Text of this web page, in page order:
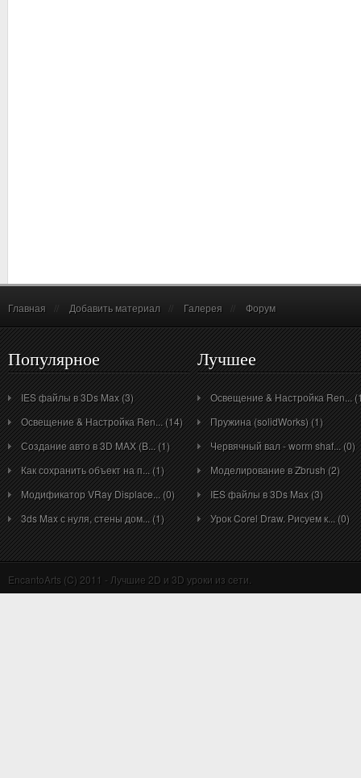
Главная Добавить материал Галерея Форум
Популярное
IES файлы в 3Ds Max (3)
Освещение & Настройка Ren... (14)
Создание авто в 3D MAX (B... (1)
Как сохранить объект на п... (1)
Модификатор VRay Displace... (0)
3ds Max с нуля, стены дом... (1)
Лучшее
Освещение & Настройка Ren...
Пружина (solidWorks) (1)
Червячный вал - worm shaf... (0)
Моделирование в Zbrush (2)
IES файлы в 3Ds Max (3)
Урок Corel Draw. Рисуем к... (0)
EncantoArts (C) 2011 - Лучшие 2D и 3D уроки из сети.